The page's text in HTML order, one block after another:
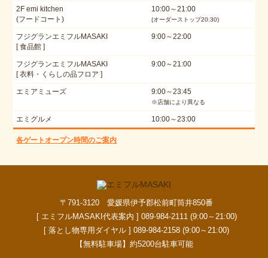
2F emi kitchen
(フードコート)
10:00～21:00
(オーダーストップ20:30)
フジグランエミフルMASAKI
[ 食品館 ]
9:00～22:00
フジグランエミフルMASAKI
[ 衣料・くらしの品フロア ]
9:00～21:00
エミアミューズ 9:00～23:45
※店舗により異なる
エミグルメ 10:00～23:00
各ゲートオープン時間のご案内
〒791-3120 愛媛県伊予郡松前町筒井850番
[ エミフルMASAKI代表案内 ] 089-984-2111 (9:00～21:00)
[ 落とし物専用ダイヤル ] 089-984-2158 (9:00～21:00)
【無料駐車場】約5200台駐車可能